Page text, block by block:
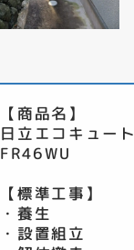
【商品名】
日立エコキュ
FR46WU
【標準工事】
・養生
・設置組立